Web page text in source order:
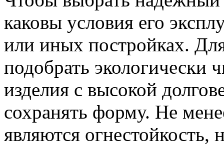
каковы условия его
или иных постройках.
подобрать экологически
изделия с высокой
сохранять форму. Не
являются огнестойкость,